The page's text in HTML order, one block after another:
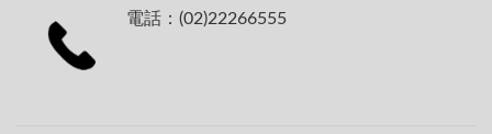
電話：(02)22266555